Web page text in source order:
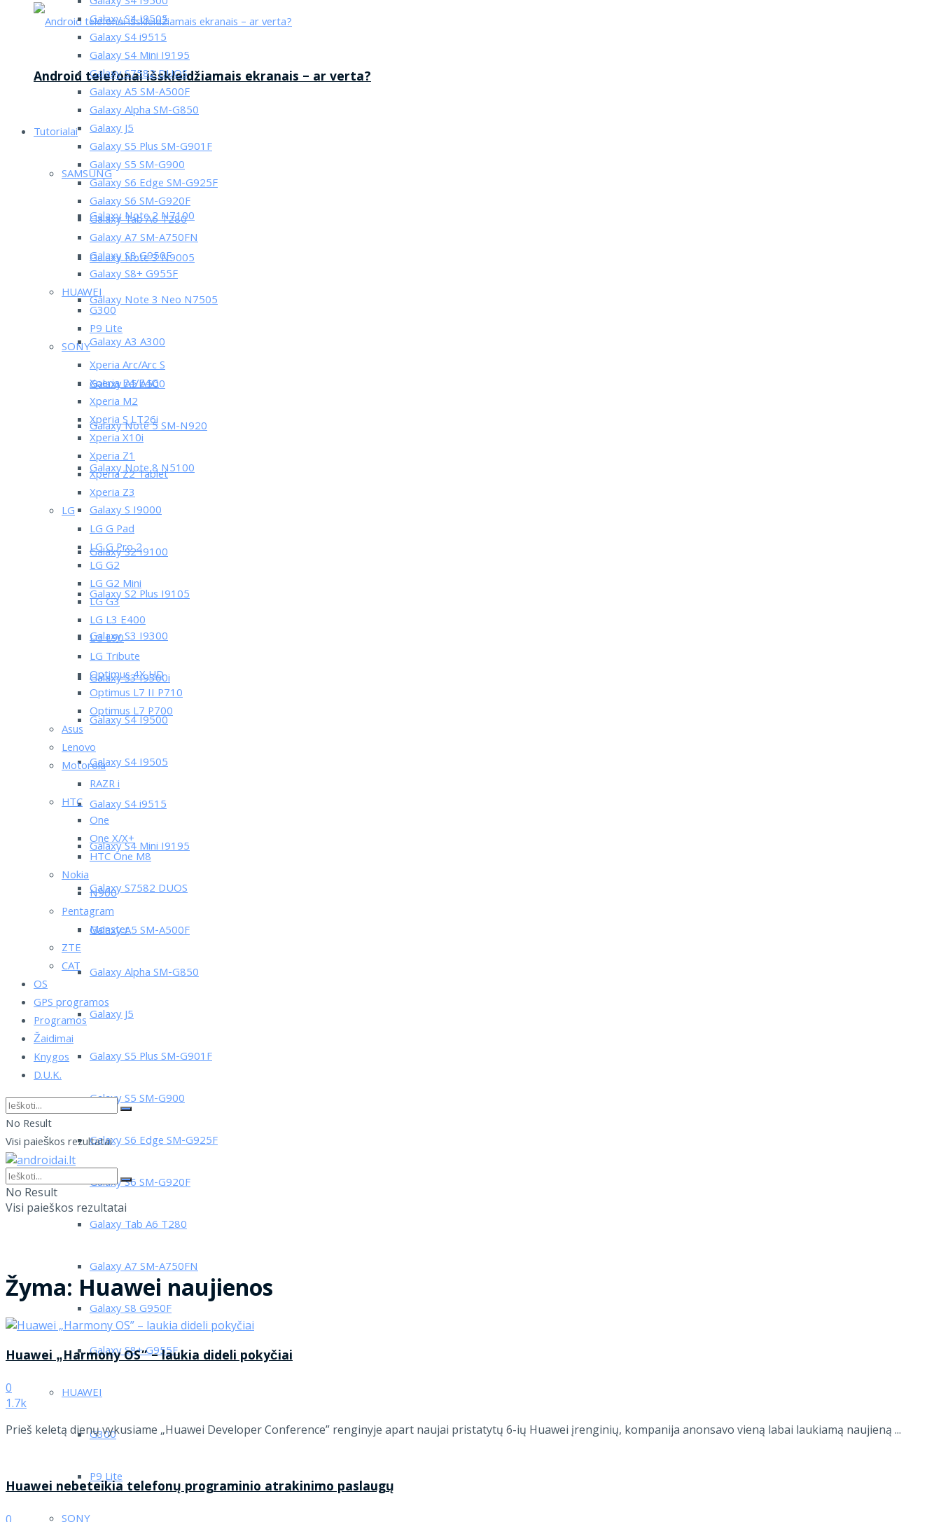
Android telefonai išskleidžiamais ekranais – ar verta?
Tutorialai
SAMSUNG
Galaxy Note 2 N7100
Galaxy Note 3 N9005
Galaxy Note 3 Neo N7505
Galaxy A3 A300
Galaxy A5 A500
Galaxy Note 5 SM-N920
Galaxy Note 8 N5100
Galaxy S I9000
Galaxy S2 I9100
Galaxy S2 Plus I9105
Galaxy S3 I9300
Galaxy S3 I9300i
Galaxy S4 I9500
Galaxy S4 I9505
Galaxy S4 i9515
Galaxy S4 Mini I9195
Galaxy S7582 DUOS
Galaxy A5 SM-A500F
Galaxy Alpha SM-G850
Galaxy J5
Galaxy S5 Plus SM-G901F
Galaxy S5 SM-G900
Galaxy S6 Edge SM-G925F
Galaxy S6 SM-G920F
Galaxy Tab A6 T280
Galaxy A7 SM-A750FN
Galaxy S8 G950F
Galaxy S8+ G955F
HUAWEI
G300
P9 Lite
Galaxy S4 I9505
Galaxy S4 i9515
Galaxy S4 Mini I9195
Galaxy S7582 DUOS
Galaxy A5 SM-A500F
Galaxy Alpha SM-G850
Galaxy J5
Galaxy S5 Plus SM-G901F
Galaxy S5 SM-G900
Galaxy S6 Edge SM-G925F
Galaxy S6 SM-G920F
Galaxy Tab A6 T280
Galaxy A7 SM-A750FN
Galaxy S8 G950F
Galaxy S8+ G955F
HUAWEI
G300
P9 Lite
SONY
Xperia Arc/Arc S
Xperia E4/E4G
Xperia M2
Xperia S LT26i
Xperia X10i
Xperia Z1
Xperia Z2 Tablet
Xperia Z3
LG
LG G Pad
LG G Pro 2
LG G2
LG G2 Mini
LG G3
LG L3 E400
LG L90
LG Tribute
Optimus 4X HD
Optimus L7 II P710
Optimus L7 P700
Asus
Lenovo
Motorola
RAZR i
HTC
One
One X/X+
HTC One M8
Nokia
N900
Pentagram
Monster
ZTE
CAT
OS
GPS programos
Programos
Žaidimai
Knygos
D.U.K.
No Result
Visi paieškos rezultatai
No Result
Visi paieškos rezultatai
Žyma: Huawei naujienos
Huawei „Harmony OS” – laukia dideli pokyčiai
0
1.7k
Prieš keletą dienų vykusiame „Huawei Developer Conference” renginyje apart naujai pristatytų 6-ių Huawei įrenginių, kompanija anonsavo vieną labai laukiamą naujieną ...
Huawei nebeteikia telefonų programinio atrakinimo paslaugų